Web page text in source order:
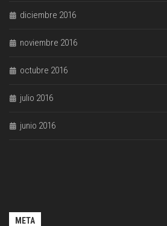
diciembre 2016
noviembre 2016
octubre 2016
julio 2016
junio 2016
META